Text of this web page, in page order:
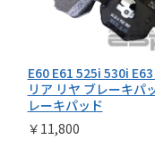
E60 E61 525i 530i
リア リヤ ブレーキパ
レーキパッド
￥11,800